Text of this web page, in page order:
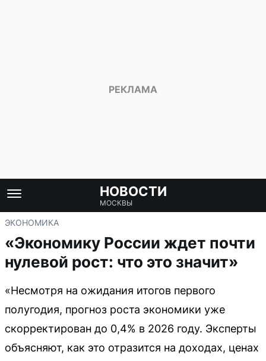
НОВОСТИ
МОСКВЫ
ЭКОНОМИКА
«Экономику России ждет почти
нулевой рост: что это значит»
«Несмотря на ожидания итогов первого
полугодия, прогноз роста экономики уже
скорректирован до 0,4% в 2026 году. Эксперты
объясняют, как это отразится на доходах, ценах